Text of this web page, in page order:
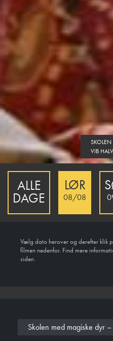
VIB
ALLE
DAGE
LØR
08/08
Vælg dato herover og derefter klik
filmen nedenfor. Find mere
siden.
Skolen med magiske dyr –